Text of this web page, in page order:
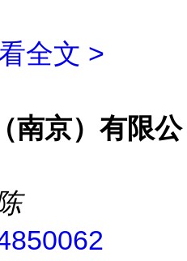
全文 >
南京）有限公